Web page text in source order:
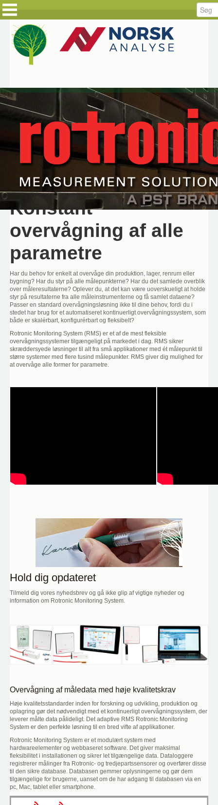
FORSIDE
PRODUKTER
LØSNINGER
FORSIDE
KUNDEHISTORIER
JOB HOS CKE
OM CKE
KONTAKT OS
Produkter
System RMS
Rotronic Monitoring System (RMS)
Konstant
overvågning af alle
parametre
Har du behov for enkelt at overvåge din produktion, lager, renrum eller
bygning? Har du styr på alle målepunkterne? Har du det samlede overblik
over måleresultaterne? Oplever du, at det kan være uoverskueligt at holde
styr på resultaterne fra alle måleinstrumenterne og få samlet dataene?
Passer en standard overvågningsløsning ikke til dine behov, fordi du i
stedet har brug for et automatiseret kontinuerligt overvågningssystem, som
både er skalérbart, konfigurérbart og fleksibelt?
Rotronic Monitoring System (RMS) er et af de mest fleksible
overvågningssystemer tilgængeligt på markedet i dag. RMS sikrer
skræddersyede løsninger til alt fra små applikationer med ét målepunkt til
større systemer med flere tusind målepunkter. RMS giver dig mulighed for
at overvåge alle former for parametre.
Hold dig opdateret
Tilmeld dig vores nyhedsbrev og gå ikke glip af vigtige nyheder og
information om Rotronic Monitoring System.
Overvågning af måledata med høje kvalitetskrav
Høje kvalitetsstandarder inden for forskning og udvikling, produktion og
oplagring gør det nødvendigt med et kontinuerligt overvågningssystem, der
leverer målte data pålideligt. Det adaptive RMS Rotronic Monitoring
System er den perfekte løsning til en bred vifte af applikationer.
Rotronic Monitoring System er et modulært system med
hardwareelementer og webbaseret software. Det giver maksimal
fleksibilitet i installationen og sikrer let tilgængelige data. Dataloggere
registrerer målinger fra Rotronic- og tredjepartssensorer og overfører disse
til den sikre database. Databasen gemmer oplysningerne og gør dem
tilgængelige for brugerne, uanset om de har adgang til databasen via en
pc, Mac, tablet eller smartphone.